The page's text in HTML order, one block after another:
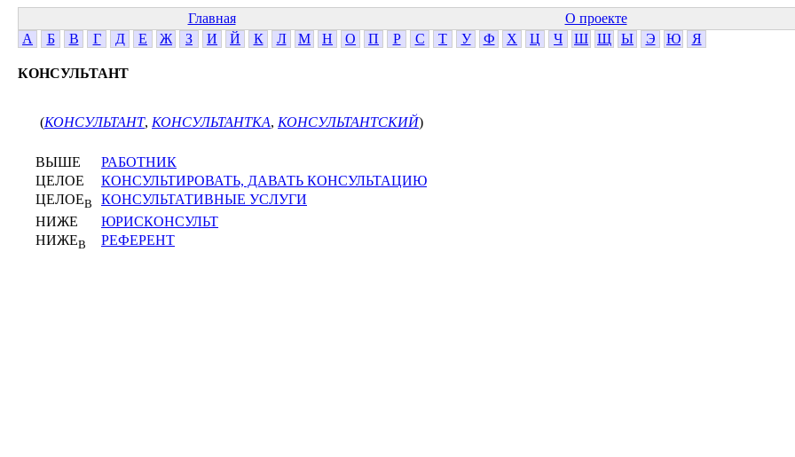
Главная О проекте
А
Б В Г Д Е Ж З И Й К Л М Н О П Р С Т У Ф Х Ц Ч Ш Щ Ы Э Ю Я
КОНСУЛЬТАНТ
(КОНСУЛЬТАНТ, КОНСУЛЬТАНТКА, КОНСУЛЬТАНТСКИЙ)
ВЫШЕ
РАБОТНИК
ЦЕЛОЕ
КОНСУЛЬТИРОВАТЬ, ДАВАТЬ КОНСУЛЬТАЦИЮ
ЦЕЛОЕВ
КОНСУЛЬТАТИВНЫЕ УСЛУГИ
НИЖЕ
ЮРИСКОНСУЛЬТ
НИЖЕВ РЕФЕРЕНТ